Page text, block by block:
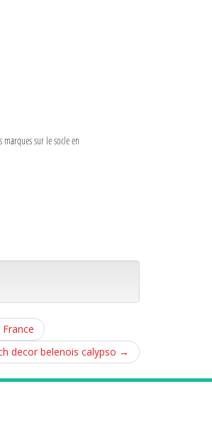
sur le socle en
decor belenois calypso →